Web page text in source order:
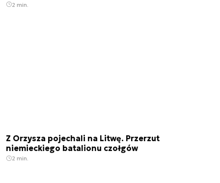
2 min.
Z Orzysza pojechali na Litwę. Przerzut
niemieckiego batalionu czołgów
2 min.